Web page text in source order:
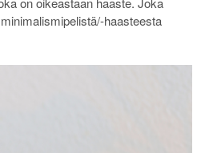
haasteesta